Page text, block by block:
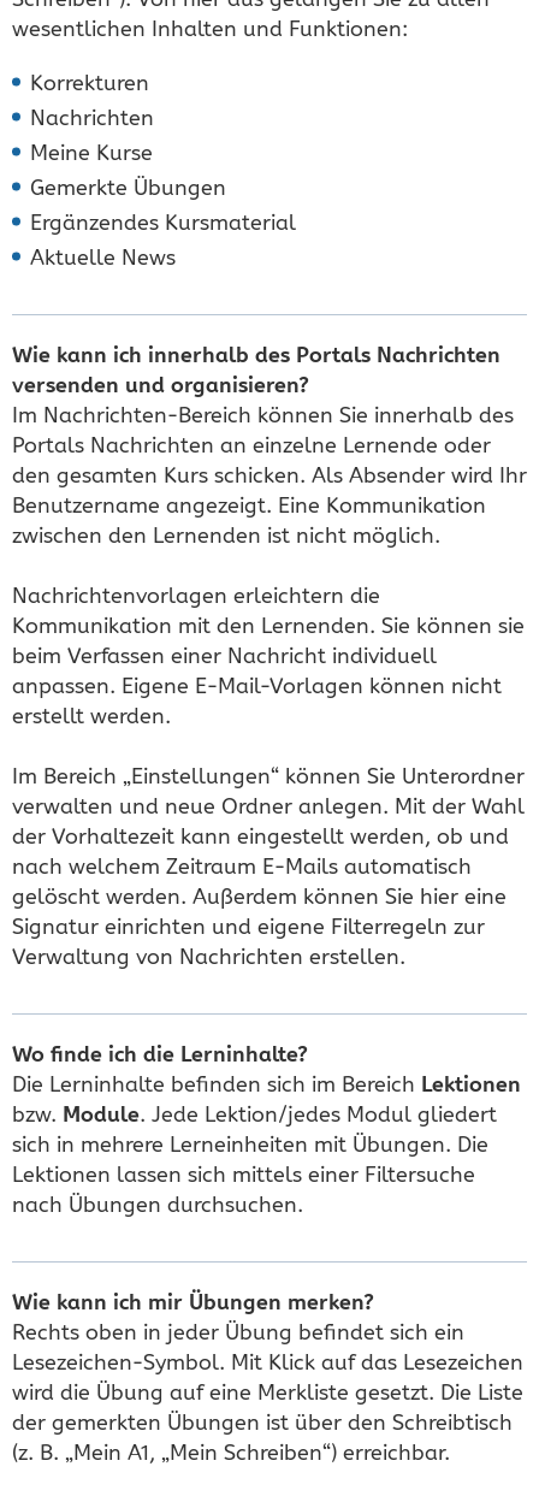
wesentlichen Inhalten und Funktionen:
Korrekturen
Nachrichten
Meine Kurse
Gemerkte Übungen
Ergänzendes Kursmaterial
Aktuelle News
Wie kann ich innerhalb des Portals Nachrichten
versenden und organisieren?
Im Nachrichten-Bereich können Sie innerhalb des
Portals Nachrichten an einzelne Lernende oder
den gesamten Kurs schicken. Als Absender wird Ihr
Benutzername angezeigt. Eine Kommunikation
zwischen den Lernenden ist nicht möglich.
Nachrichtenvorlagen erleichtern die
Kommunikation mit den Lernenden. Sie können sie
beim Verfassen einer Nachricht individuell
anpassen. Eigene E-Mail-Vorlagen können nicht
erstellt werden.
Im Bereich „Einstellungen“ können Sie Unterordner
verwalten und neue Ordner anlegen. Mit der Wahl
der Vorhaltezeit kann eingestellt werden, ob und
nach welchem Zeitraum E-Mails automatisch
gelöscht werden. Außerdem können Sie hier eine
Signatur einrichten und eigene Filterregeln zur
Verwaltung von Nachrichten erstellen.
Wo finde ich die Lerninhalte?
Die Lerninhalte befinden sich im Bereich Lektionen
bzw. Module. Jede Lektion/jedes Modul gliedert
sich in mehrere Lerneinheiten mit Übungen. Die
Lektionen lassen sich mittels einer Filtersuche
nach Übungen durchsuchen.
Wie kann ich mir Übungen merken?
Rechts oben in jeder Übung befindet sich ein
Lesezeichen-Symbol. Mit Klick auf das Lesezeichen
wird die Übung auf eine Merkliste gesetzt. Die Liste
der gemerkten Übungen ist über den Schreibtisch
(z. B. „Mein A1, „Mein Schreiben“) erreichbar.